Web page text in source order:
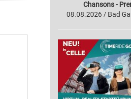
Chansons -
08.08.2026 / Bad